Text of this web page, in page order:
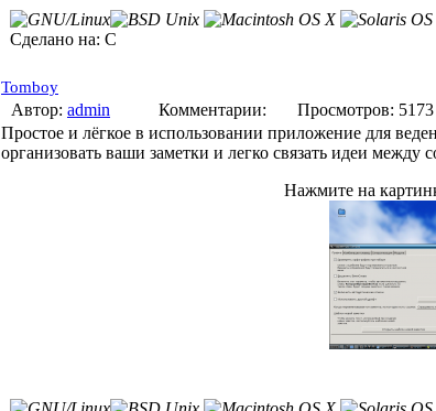
Сделано на: C
Tomboy
Автор: admin Комментарии: Просмотров:
Простое и лёгкое в использовании приложение для
организовать ваши заметки и легко связать идеи между
Нажмите на